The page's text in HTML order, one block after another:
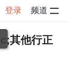
登录 频道
其他行正